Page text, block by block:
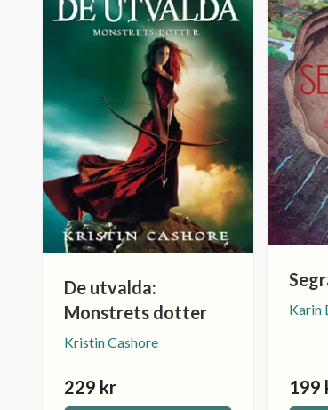
De utvalda:
Monstrets dotter
Kristin Cashore
229 kr
Karin
199